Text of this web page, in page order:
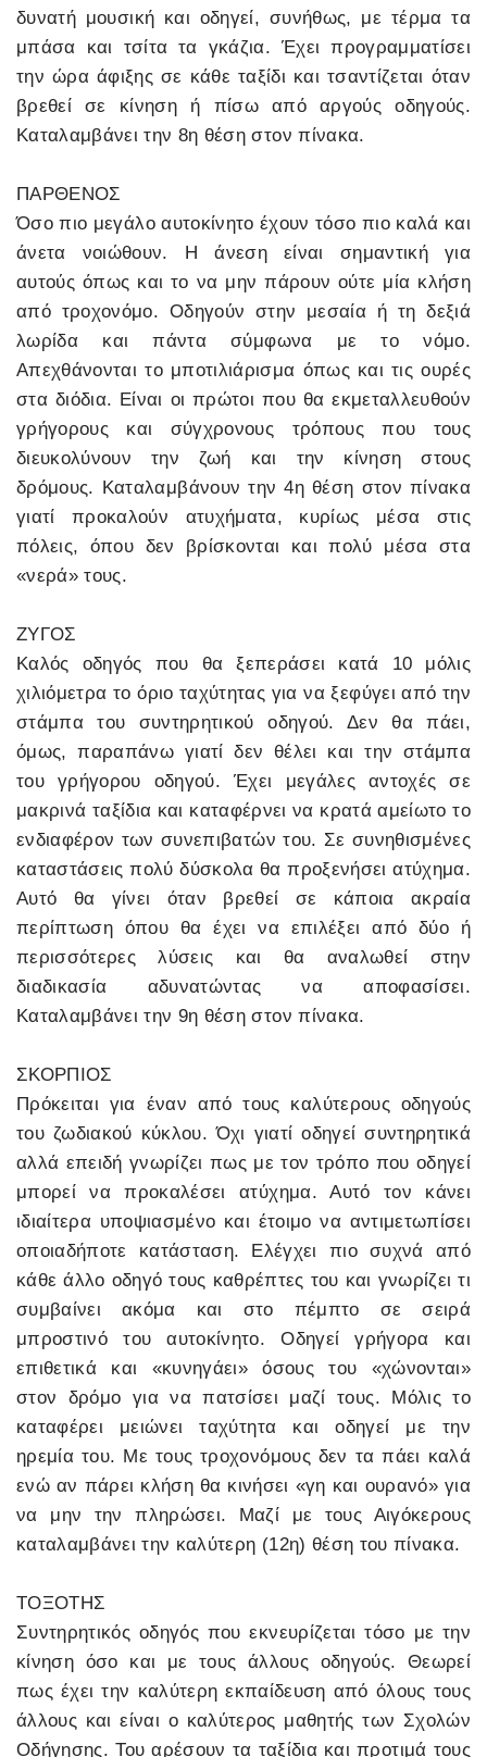
δυνατή μουσική και οδηγεί, συνήθως, με τέρμα τα
μπάσα και τσίτα τα γκάζια. Έχει προγραμματίσει
την ώρα άφιξης σε κάθε ταξίδι και τσαντίζεται όταν
βρεθεί σε κίνηση ή πίσω από αργούς οδηγούς.
Καταλαμβάνει την 8η θέση στον πίνακα.
ΠΑΡΘΕΝΟΣ
Όσο πιο μεγάλο αυτοκίνητο έχουν τόσο πιο καλά και
άνετα νοιώθουν. Η άνεση είναι σημαντική για
αυτούς όπως και το να μην πάρουν ούτε μία κλήση
από τροχονόμο. Οδηγούν στην μεσαία ή τη δεξιά
λωρίδα και πάντα σύμφωνα με το νόμο.
Απεχθάνονται το μποτιλιάρισμα όπως και τις ουρές
στα διόδια. Είναι οι πρώτοι που θα εκμεταλλευθούν
γρήγορους και σύγχρονους τρόπους που τους
διευκολύνουν την ζωή και την κίνηση στους
δρόμους. Καταλαμβάνουν την 4η θέση στον πίνακα
γιατί προκαλούν ατυχήματα, κυρίως μέσα στις
πόλεις, όπου δεν βρίσκονται και πολύ μέσα στα
«νερά» τους.
ΖΥΓΟΣ
Καλός οδηγός που θα ξεπεράσει κατά 10 μόλις
χιλιόμετρα το όριο ταχύτητας για να ξεφύγει από την
στάμπα του συντηρητικού οδηγού. Δεν θα πάει,
όμως, παραπάνω γιατί δεν θέλει και την στάμπα
του γρήγορου οδηγού. Έχει μεγάλες αντοχές σε
μακρινά ταξίδια και καταφέρνει να κρατά αμείωτο το
ενδιαφέρον των συνεπιβατών του. Σε συνηθισμένες
καταστάσεις πολύ δύσκολα θα προξενήσει ατύχημα.
Αυτό θα γίνει όταν βρεθεί σε κάποια ακραία
περίπτωση όπου θα έχει να επιλέξει από δύο ή
περισσότερες λύσεις και θα αναλωθεί στην
διαδικασία αδυνατώντας να αποφασίσει.
Καταλαμβάνει την 9η θέση στον πίνακα.
ΣΚΟΡΠΙΟΣ
Πρόκειται για έναν από τους καλύτερους οδηγούς
του ζωδιακού κύκλου. Όχι γιατί οδηγεί συντηρητικά
αλλά επειδή γνωρίζει πως με τον τρόπο που οδηγεί
μπορεί να προκαλέσει ατύχημα. Αυτό τον κάνει
ιδιαίτερα υποψιασμένο και έτοιμο να αντιμετωπίσει
οποιαδήποτε κατάσταση. Ελέγχει πιο συχνά από
κάθε άλλο οδηγό τους καθρέπτες του και γνωρίζει τι
συμβαίνει ακόμα και στο πέμπτο σε σειρά
μπροστινό του αυτοκίνητο. Οδηγεί γρήγορα και
επιθετικά και «κυνηγάει» όσους του «χώνονται»
στον δρόμο για να πατσίσει μαζί τους. Μόλις το
καταφέρει μειώνει ταχύτητα και οδηγεί με την
ηρεμία του. Με τους τροχονόμους δεν τα πάει καλά
ενώ αν πάρει κλήση θα κινήσει «γη και ουρανό» για
να μην την πληρώσει. Μαζί με τους Αιγόκερους
καταλαμβάνει την καλύτερη (12η) θέση του πίνακα.
ΤΟΞΟΤΗΣ
Συντηρητικός οδηγός που εκνευρίζεται τόσο με την
κίνηση όσο και με τους άλλους οδηγούς. Θεωρεί
πως έχει την καλύτερη εκπαίδευση από όλους τους
άλλους και είναι ο καλύτερος μαθητής των Σχολών
Οδήγησης. Του αρέσουν τα ταξίδια και προτιμά τους